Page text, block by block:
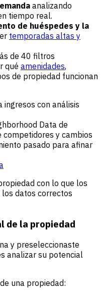
analizando
tiempo real.
de huéspedes y la
temporadas altas y
de 40 filtros
qué amenidades,
de propiedad funcionan
con análisis
Data de
competidores y cambios
pasado para afinar
con lo que los
datos correctos
de la propiedad
y preseleccionaste
analizar su potencial
una propiedad: